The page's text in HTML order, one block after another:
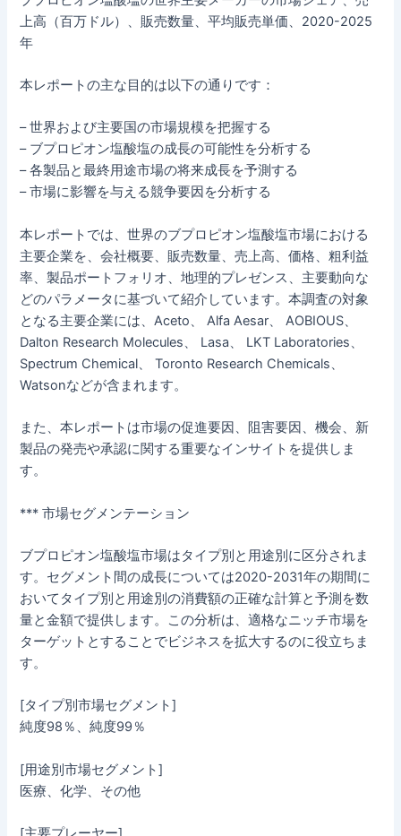
上高（百万ドル）、販売数量、平均販売単価、2020-2025
年
本レポートの主な目的は以下の通りです：
– 世界および主要国の市場規模を把握する
– ブプロピオン塩酸塩の成長の可能性を分析する
– 各製品と最終用途市場の将来成長を予測する
– 市場に影響を与える競争要因を分析する
本レポートでは、世界のブプロピオン塩酸塩市場における
主要企業を、会社概要、販売数量、売上高、価格、粗利益
率、製品ポートフォリオ、地理的プレゼンス、主要動向な
どのパラメータに基づいて紹介しています。本調査の対象
となる主要企業には、Aceto、 Alfa Aesar、 AOBIOUS、
Dalton Research Molecules、 Lasa、 LKT Laboratories、
Spectrum Chemical、 Toronto Research Chemicals、
Watsonなどが含まれます。
また、本レポートは市場の促進要因、阻害要因、機会、新
製品の発売や承認に関する重要なインサイトを提供しま
す。
*** 市場セグメンテーション
ブプロピオン塩酸塩市場はタイプ別と用途別に区分されま
す。セグメント間の成長については2020-2031年の期間に
おいてタイプ別と用途別の消費額の正確な計算と予測を数
量と金額で提供します。この分析は、適格なニッチ市場を
ターゲットとすることでビジネスを拡大するのに役立ちま
す。
[タイプ別市場セグメント]
純度98％、純度99％
[用途別市場セグメント]
医療、化学、その他